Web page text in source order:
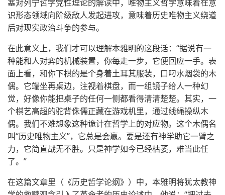
塞对列宁哲学党性理论的解读中，唯物主义哲学意味着在意
识形态领域向阶级敌人发起进攻，意味着历史唯物主义绕道
后对现实政治斗争的参与。
在此意义上，我们才可以理解本雅明的这段话：“据说有一
种能和人对弈的机械装置，你每走一步，它便回应一手。表
面上看，和你下棋的是个身着土耳其服装，口叼水烟袋的木
偶。它端坐再桌边，注视着棋盘，而一组镜子给人一种幻
觉，好像你能把桌子的任何一侧都看得清清楚楚。其实，一
个棋艺高超的驼背侏儒正藏在游戏机里，通过线绳操纵木
偶。我们不难想象这种诡计在哲学上的对应物。这个木偶名
叫“历史唯物主义”，它总是会赢。要是还有神学助它一臂之
力，它简直战无不胜。只是神学如今已经枯萎，难当此任
了。”
在这篇文章里（《历史哲学论纲》）中，本雅明将犹太教神